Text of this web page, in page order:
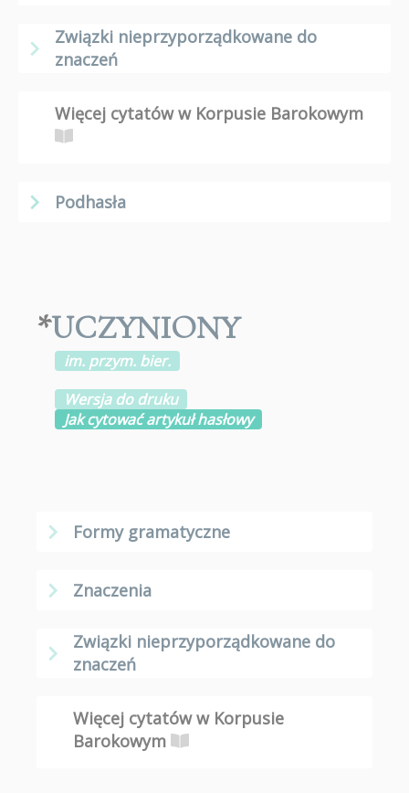
Związki nieprzyporządkowane do
znaczeń
Więcej cytatów w Korpusie Barokowym
Podhasła
*UCZYNIONY
im. przym. bier.
Wersja do druku
Jak cytować artykuł hasłowy
Formy gramatyczne
Znaczenia
Związki nieprzyporządkowane do
znaczeń
Więcej cytatów w Korpusie
Barokowym